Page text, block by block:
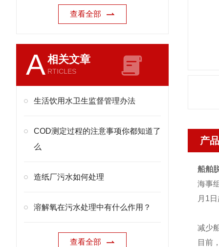
查看全部
A相关文章
RTICLES
生活饮用水卫生监督管理办法
COD测定过程的注意事项你都知道了
么
造纸厂污水如何处理
溶解氧在污水处理中有什么作用？
查看全部
产
船舶
海事
月1
减少
目前